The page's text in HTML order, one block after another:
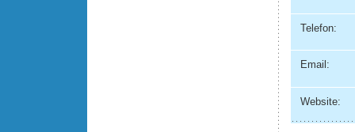
Telefon:
Email:
Website: